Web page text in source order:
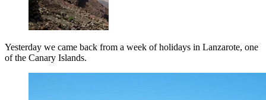
Yesterday we came back from a week of holidays in Lanzarote, one
of the Canary Islands.